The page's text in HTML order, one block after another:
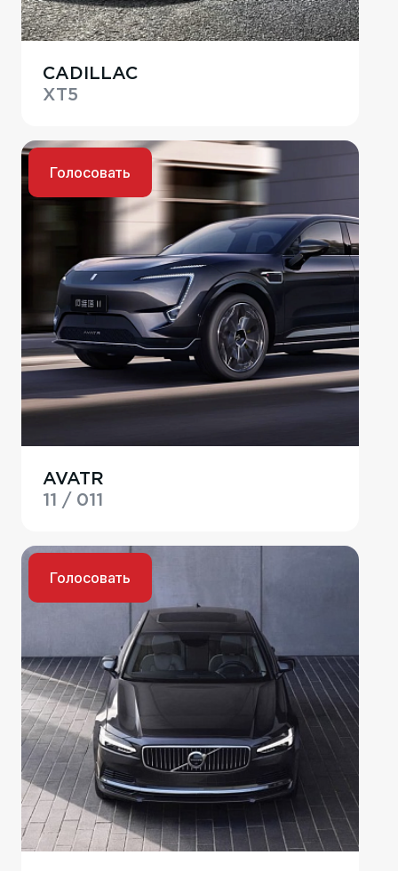
CADILLAC
XT5
Голосовать
AVATR
11 / 011
Голосовать